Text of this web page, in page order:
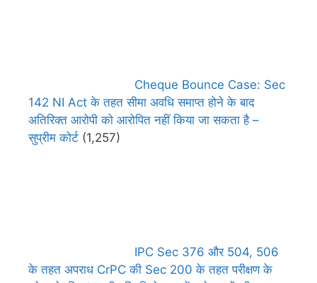
Cheque Bounce Case: Sec
142 NI Act के तहत सीमा अवधि समाप्त होने के बाद
अतिरिक्त आरोपी को आरोपित नहीं किया जा सकता है –
सुप्रीम कोर्ट (1,257)
IPC Sec 376 और 504, 506
के तहत अपराध CrPC की Sec 200 के तहत परीक्षण के